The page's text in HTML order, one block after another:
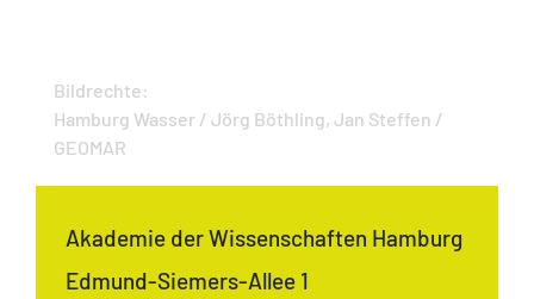
Bildrechte:
Hamburg Wasser / Jörg Böthling, Jan Steffen /
GEOMAR
Akademie der Wissenschaften Hamburg
Edmund-Siemers-Allee 1